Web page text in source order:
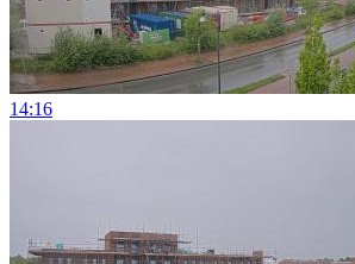
14:16